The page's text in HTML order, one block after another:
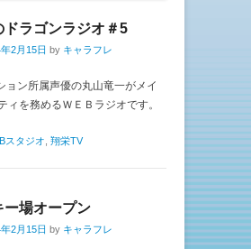
ドラゴンラジオ＃5
2月15日 by キャラフレ
ョン所属声優の丸山竜一がメイ
ィを務めるＷＥＢラジオです。
スタジオ 翔栄TV
ー場オープン
2月15日 by キャラフレ